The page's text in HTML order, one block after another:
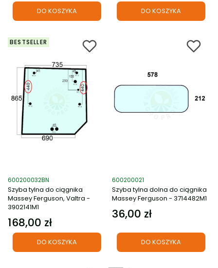
DO KOSZYKA DO KOSZYKA
BESTSELLER
Kod produktu
600200032BN
Szyba tylna do ciągnika
Massey Ferguson, Valtra -
3902141M1
Cena
168,00 zł
DO KOSZYKA
Kod produktu
600200021
Szyba tylna dolna do ciągnika
Massey Ferguson - 3714482M1
Cena
36,00 zł
DO KOSZYKA